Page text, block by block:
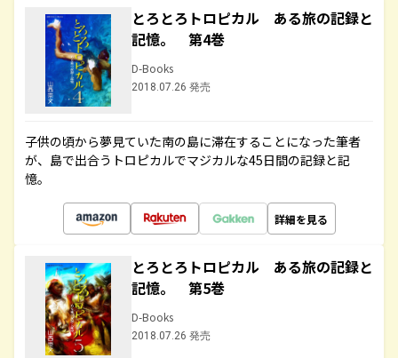
とろとろトロピカル ある旅の記録と
記憶。 第4巻
D-Books
2018.07.26 発売
子供の頃から夢見ていた南の島に滞在することになった筆者
が、島で出合うトロピカルでマジカルな45日間の記録と記
憶。
詳細を見る
とろとろトロピカル ある旅の記録と
記憶。 第5巻
D-Books
2018.07.26 発売